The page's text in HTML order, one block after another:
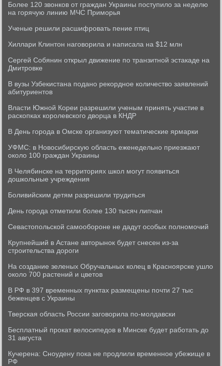
Более 120 звонков от граждан Украины поступило за неделю
на горячую линию МЧС Приморья
Ученые решили расшифровать пение птиц
Хиллари Клинтон наговорила и написала на $12 млн
Сергей Собянин открыл движение по транзитной эстакаде на
Дмитровке
В вузы Узбекистана подано рекордное количество заявлений
абитуриентов
Власти Южной Кореи разрешили ученым принять участие в
раскопках королевского дворца в КНДР
В День города в Омске организуют тематические ярмарки
УФМС: в Новосибирскую область еженедельно приезжают
около 100 граждан Украины
В Челябинске на территориях школ могут появиться
дошкольные учреждения
Боливийским детям разрешили трудиться
День города отметили более 130 тысяч липчан
Севастопольской самообороне не дадут особых полномочий
Крупнейший в Астане авторынок будет снесен из-за
строительства дороги
На создание зеленых Обручальных колец в Красноярске ушло
около 700 растений и цветов
В РФ в 397 временных пунктах размещены почти 27 тыс
беженцев с Украины
Тверская область России заговорила по-молдавски
Бесплатный прокат велосипедов в Минске будет работать до
31 августа
Кучерена: Сноудену пока не продлили временное убежище в
РФ